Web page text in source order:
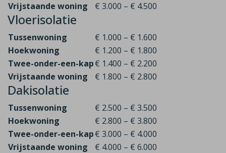
Vrijstaande woning
€ 3.000 – € 4.500
Vloerisolatie
Tussenwoning
€ 1.000 – € 1.600
Hoekwoning
€ 1.200 – € 1.800
Twee-onder-een-kap€ 1.400 – € 2.200
Vrijstaande woning
€ 1.800 – € 2.800
Dakisolatie
Tussenwoning
€ 2.500 – € 3.500
Hoekwoning
€ 2.800 – € 3.800
Twee-onder-een-kap€ 3.000 – € 4.000
Vrijstaande woning
€ 4.000 – € 6.000